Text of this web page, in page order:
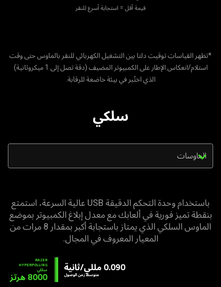
قيمة أقل = استجابة أسرع للنقر
*تظهر القياسات توقيت دلتا بين التشغيل الكهربائي للنقر بالماوس حتى وقت
استلام/انعكاس الإطار على الكمبيوتر المضيف (دقة تصل إلى 1 ميكروثانية)
الذي اختُبر في بيئة خاضعة للرقابة.
سلكي
باستخدام وحدة التحكم الدقيقة USB عالية السرعة، استمتع
بنقطة تميز فورية في ألعابك مع معدل إبلاغ الكمبيوتر بموضع
الماوس السلكي الذي يمتاز باستجابة أكبر بمقدار 8 مرات من
المعيار المعروف في المجال.
RAZER
HYPERPOLLING
سلكي
8000 هرتز
0.090 مللي/ثانية
متوسط زمن الوصول